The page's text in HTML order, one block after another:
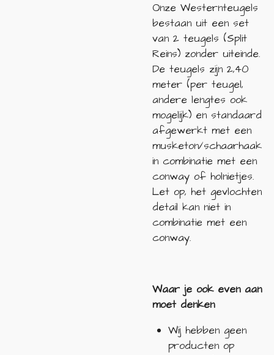
Onze Westernteugels
bestaan uit een set
van 2 teugels (Split
Reins) zonder uiteinde.
De teugels zijn 2,40
meter (per teugel,
andere lengtes ook
mogelijk) en standaard
afgewerkt met een
musketon/schaarhaak
in combinatie met een
conway of holnietjes.
Let op, het gevlochten
detail kan niet in
combinatie met een
conway.
Waar je ook even aan
moet denken
Wij hebben geen
producten op